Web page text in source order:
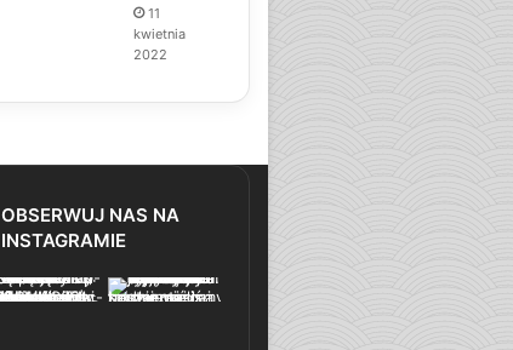
11
kwietnia
2022
OBSERWUJ NAS NA
INSTAGRAMIE